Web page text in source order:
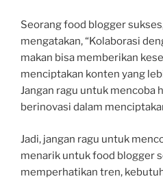
Seorang food blogger
mengatakan, “Kolaborasi
makan bisa memberikan
menciptakan konten yang
Jangan ragu untuk mencoba
berinovasi dalam
Jadi, jangan ragu untuk
menarik untuk food blogger
memperhatikan tren,